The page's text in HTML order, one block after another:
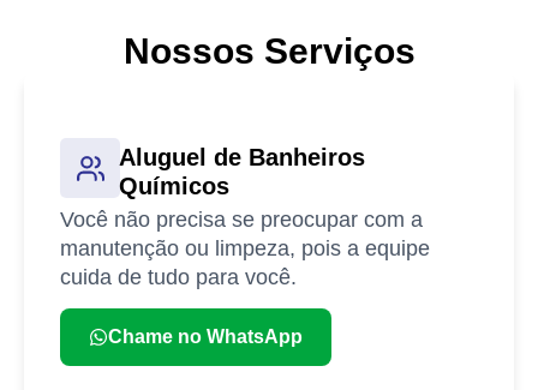
Nossos Serviços
Aluguel de Banheiros
Químicos
Você não precisa se preocupar com a
manutenção ou limpeza, pois a equipe
cuida de tudo para você.
Chame no WhatsApp